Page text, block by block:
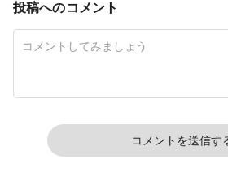
投稿へのコメント
コメントを送信す